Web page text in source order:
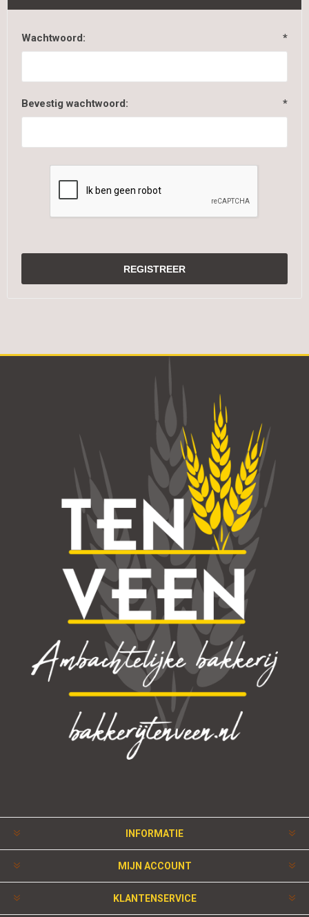
Wachtwoord: *
Bevestig wachtwoord: *
INFORMATIE
MIJN ACCOUNT
KLANTENSERVICE